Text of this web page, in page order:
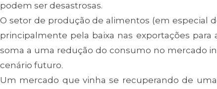
podem ser desastrosas.
O setor de produção de alimentos (em especial
principalmente pela baixa nas exportações para
soma a uma redução do consumo no mercado
cenário futuro.
Um mercado que vinha se recuperando de